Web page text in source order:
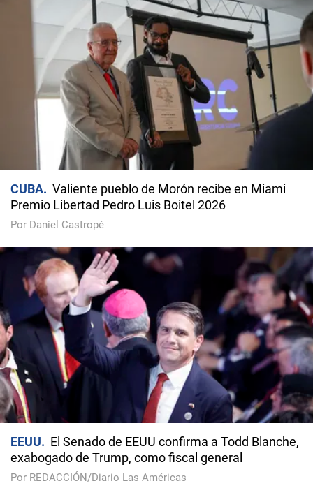
CUBA
Valiente pueblo de Morón recibe en Miami
Premio Libertad Pedro Luis Boitel 2026
Por Daniel Castropé
EEUU
El Senado de EEUU confirma a Todd Blanche,
exabogado de Trump, como fiscal general
Por REDACCIÓN/Diario Las Américas